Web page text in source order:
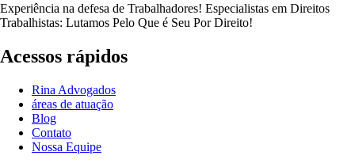
Experiência na defesa de Trabalhadores! Especialistas em Direitos
Trabalhistas: Lutamos Pelo Que é Seu Por Direito!
Acessos rápidos
Rina Advogados
áreas de atuação
Blog
Contato
Nossa Equipe